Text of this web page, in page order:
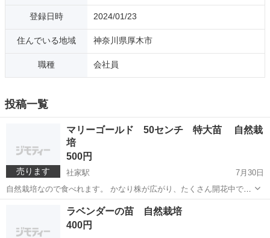
割に、オーガニックにうとい国で、医療も食も、コスメも、残念
に思うことがよくあります。 人工的なニフレックが1リットルも
飲み干せなくて挫折しました😭 コンビニやスーパーの食料の品質
表示に必ずある横文字、、💦 自分で作った方が良いのにたくさん
けなら5分10分でできますから。 除草剤も、消毒も、危険な薬
です🥲🐢 トラブル防止対策 待ち合わせの約束無理そうな時は、な
重に、ご自身のアカウントを大事にしましょう。約束したこと忘
れたりする人がいたので、前日と当日の朝などにも確認するのが
スムーズにやり取りする上で重要ですね。
登録日時 2024/01/23
住んでいる地域 神奈川県厚木市
職種 会社員
投稿一覧
売ります
マリーゴールド 50センチ 特大苗 自然栽
培
500円
社家駅
7月30日
自然栽培なので食べれます。 かなり株が広がり、たくさん開花中で
す。 来年の種取りにもいかがでしょうか？ 炎天下を避け、18時半〜
19時半がベストタイミングかと思います。 待ち合わせでき次第、現地
でスコップで掘り起こしてから...
社家駅 その他 特大
ラベンダーの苗 自然栽培
400円